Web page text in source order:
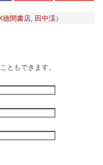
徳間書店, 田中渓）
ともできます。